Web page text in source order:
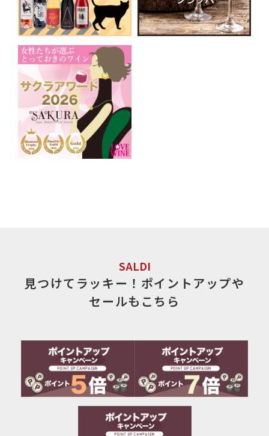
SALDI
見つけてラッキー！ポイントアップや
セールもこちら